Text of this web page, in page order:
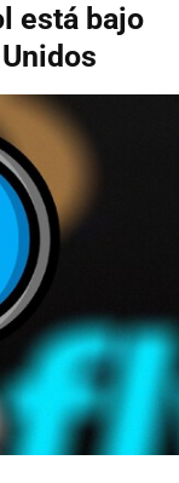
está bajo